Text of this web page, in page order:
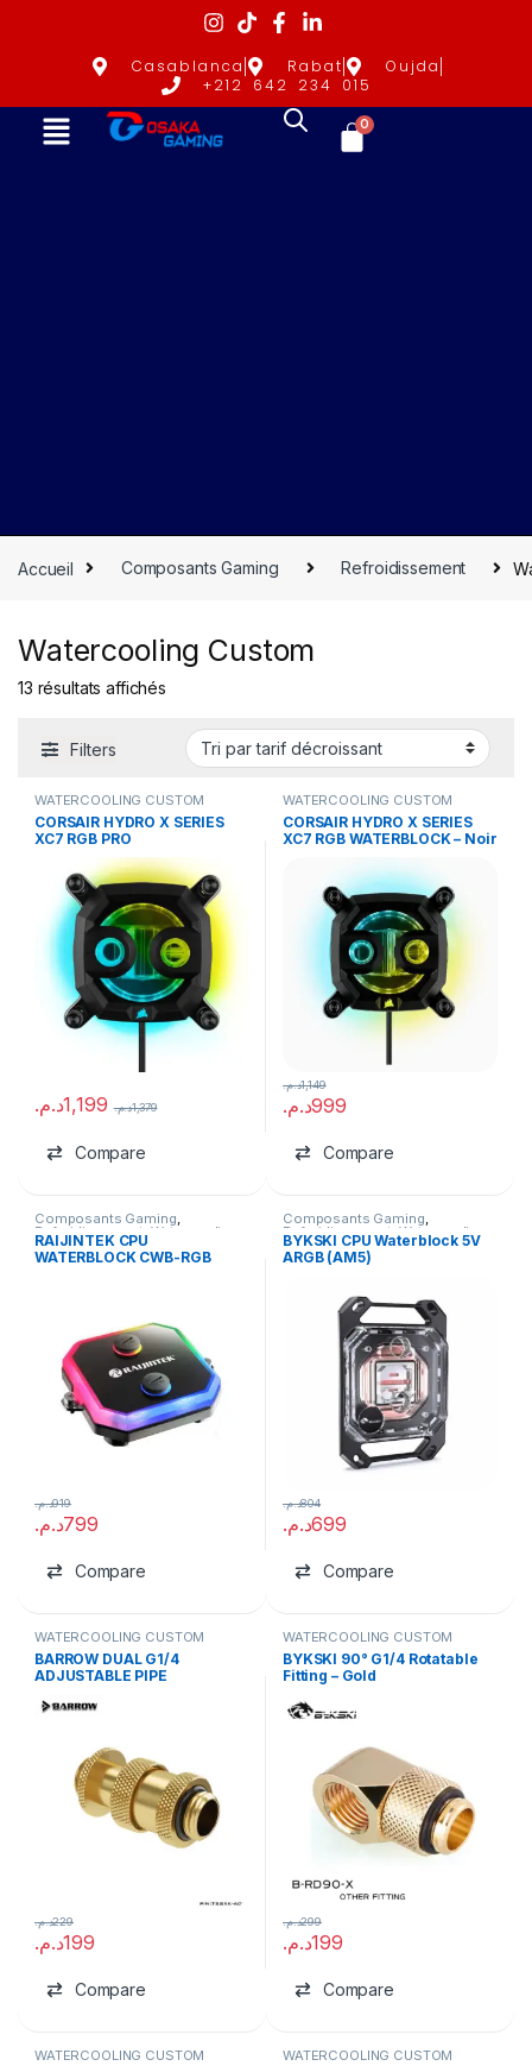
Casablanca Rabat
Oujda
+212 642 234 015
0
Accueil Composants Gaming Refroidissement
Watercooling Custom
13 résultats affichés
Filters
WATERCOOLING CUSTOM
CORSAIR HYDRO X SERIES
XC7 RGB PRO
1,199د.م. 1,379د.م.
Compare
WATERCOOLING CUSTOM
CORSAIR HYDRO X SERIES
XC7 RGB WATERBLOCK – Noir
999د.م.
1,149د.م.
Compare
Composants Gaming,
Refroidissement , Watercooling
Custom
RAIJINTEK CPU
WATERBLOCK CWB-RGB
799د.م.
919د.م.
Compare
Composants Gaming,
Refroidissement ,Watercooling
Custom
BYKSKI CPU Waterblock 5V
ARGB (AM5)
699د.م.
804د.م.
Compare
WATERCOOLING CUSTOM
BARROW DUAL G1/4
ADJUSTABLE PIPE
199د.م.
229د.م.
Compare
WATERCOOLING CUSTOM
BYKSKI 90° G1/4 Rotatable
Fitting – Gold
199د.م.
299د.م.
Compare
WATERCOOLING CUSTOM WATERCOOLING CUSTOM